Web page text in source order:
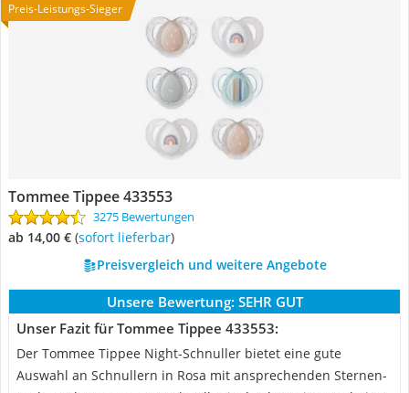
Preis-Leistungs-Sieger
Tommee Tippee 433553
3275 Bewertungen
ab 14,00 € ( Sofort lieferbar)
Preisvergleich und weitere Angebote
Unsere Bewertung: SEHR GUT
Unser Fazit für Tommee Tippee 433553:
Der Tommee Tippee Night-Schnuller bietet eine gute
Auswahl an Schnullern in Rosa mit ansprechenden Sternen-